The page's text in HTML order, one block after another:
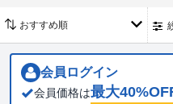
会員ログイン
会員価格は最大40